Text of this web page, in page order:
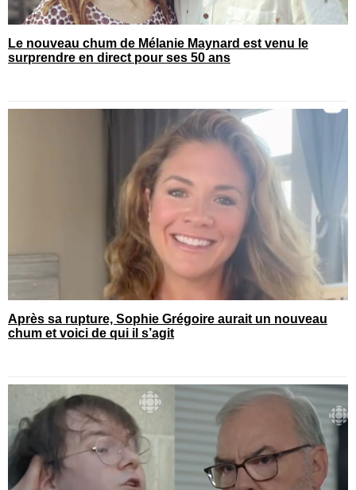
Le nouveau chum de Mélanie Maynard est venu le
surprendre en direct pour ses 50 ans
Après sa rupture, Sophie Grégoire aurait un nouveau
chum et voici de qui il s’agit